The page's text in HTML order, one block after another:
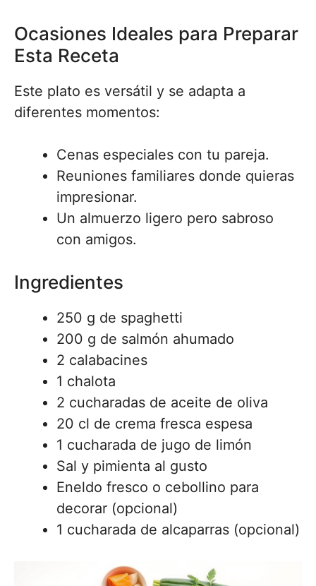
Ocasiones Ideales para Preparar
Esta Receta
Este plato es versátil y se adapta a
diferentes momentos:
Cenas especiales con tu pareja.
Reuniones familiares donde quieras
impresionar.
Un almuerzo ligero pero sabroso
con amigos.
Ingredientes
250 g de spaghetti
200 g de salmón ahumado
2 calabacines
1 chalota
2 cucharadas de aceite de oliva
20 cl de crema fresca espesa
1 cucharada de jugo de limón
Sal y pimienta al gusto
Eneldo fresco o cebollino para
decorar (opcional)
1 cucharada de alcaparras (opcional)